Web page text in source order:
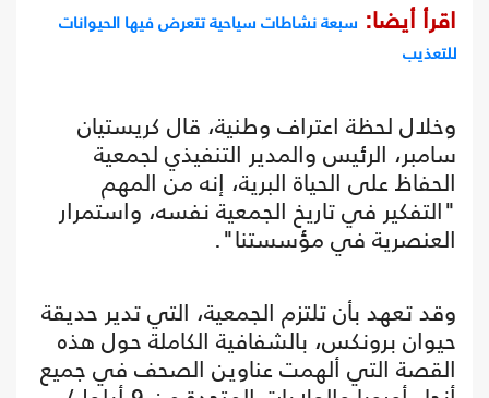
اقرأ أيضا: سبعة نشاطات سياحية تتعرض فيها الحيوانات
للتعذيب
وخلال لحظة اعتراف وطنية، قال كريستيان
سامبر، الرئيس والمدير التنفيذي لجمعية
الحفاظ على الحياة البرية، إنه من المهم
"التفكير في تاريخ الجمعية نفسه، واستمرار
العنصرية في مؤسستنا".
وقد تعهد بأن تلتزم الجمعية، التي تدير حديقة
حيوان برونكس، بالشفافية الكاملة حول هذه
القصة التي ألهمت عناوين الصحف في جميع